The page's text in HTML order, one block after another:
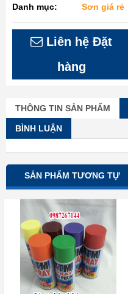
Danh mục:
Sơn giá rẻ
Liên hệ Đặt
hàng
THÔNG TIN SẢN PHẨM
BÌNH LUẬN
SẢN PHẨM TƯƠNG TỰ